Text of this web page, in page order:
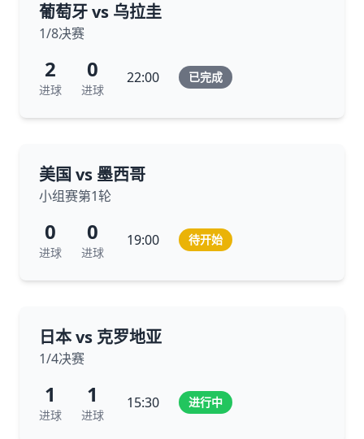
葡萄牙 vs 乌拉圭
1/8决赛
2
进球
0
进球
22:00 已完成
美国 vs 墨西哥
小组赛第1轮
0
进球
0
进球
19:00 待开始
日本 vs 克罗地亚
1/4决赛
1
进球
1
进球
15:30 进行中